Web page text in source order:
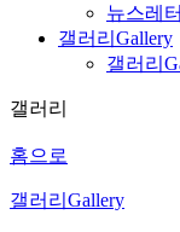
뉴스레
갤러리 Gallery
갤러리
갤러리
홈으로
갤러리 Gallery